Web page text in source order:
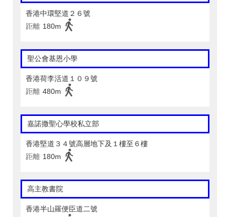
香港中環堅道２６號
距離 180m
聖公會基恩小學
香港荷李活道１０９號
距離 480m
嘉諾撒聖心學校私立部
香港堅道３４號高層地下及１樓至６樓
距離 180m
高主教書院
香港半山羅便臣道二號